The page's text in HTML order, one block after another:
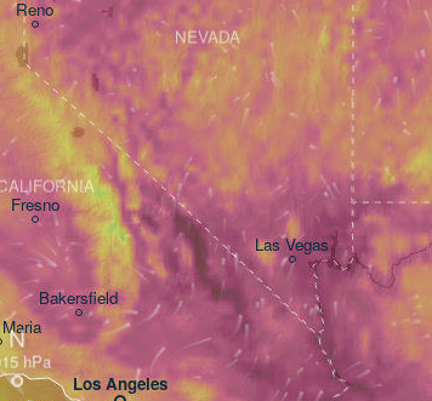
Los Angeles
Las Vegas
Fresno
Reno
Bakersfield
NEVADA
N